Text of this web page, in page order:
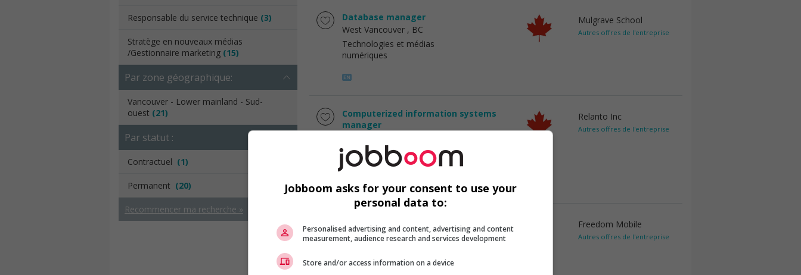
Responsable du service technique (3)
Stratège en nouveaux médias
/Gestionnaire marketing (15)
Par zone géographique:
Vancouver - Lower mainland - Sud-
ouest (21)
Par statut :
Contractuel (1)
Permanent (20)
Recommencer ma recherche »
Database manager
West Vancouver , BC
Technologies et médias
numériques
Mulgrave School
Autres offres de l'entreprise
Computerized information systems
manager
Technologies et médias
numériques
Relanto Inc
Autres offres de l'entreprise
technology) integration
Surrey, BC
Technologies et médias
Freedom Mobile
Autres offres de l'entreprise
Jobboom asks for your consent to use your
personal data to:
Personalised advertising and content, advertising and content
measurement, audience research and services development
Store and/or access information on a device